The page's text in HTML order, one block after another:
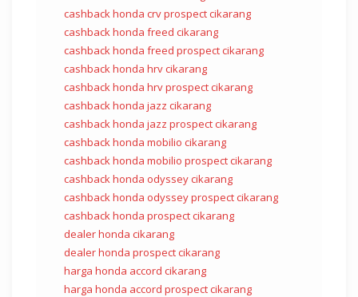
cashback honda crv prospect cikarang
cashback honda freed cikarang
cashback honda freed prospect cikarang
cashback honda hrv cikarang
cashback honda hrv prospect cikarang
cashback honda jazz cikarang
cashback honda jazz prospect cikarang
cashback honda mobilio cikarang
cashback honda mobilio prospect cikarang
cashback honda odyssey cikarang
cashback honda odyssey prospect cikarang
cashback honda prospect cikarang
dealer honda cikarang
dealer honda prospect cikarang
harga honda accord cikarang
harga honda accord prospect cikarang